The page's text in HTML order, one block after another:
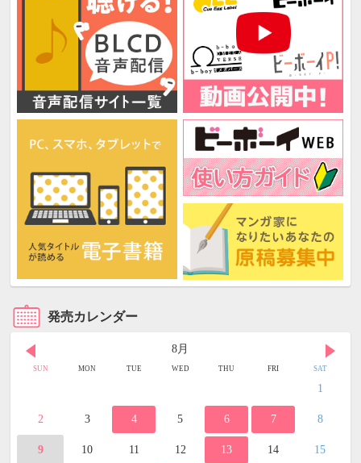
発売カレンダー
8月
SUN MON TUE WED THU FRI SAT
1
2 3 4 5 6 7 8
9 10 11 12 13 14 15